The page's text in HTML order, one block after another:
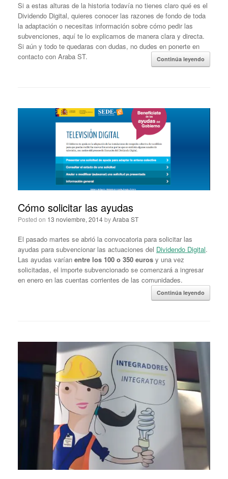
Si a estas alturas de la historia todavía no tienes claro qué es el
Dividendo Digital, quieres conocer las razones de fondo de toda
la adaptación o necesitas información sobre cómo pedir las
subvenciones, aquí te lo explicamos de manera clara y directa.
Si aún y todo te quedaras con dudas, no dudes en ponerte en
contacto con Araba ST.
Continúa leyendo
Cómo solicitar las ayudas
Posted on 13 noviembre, 2014byAraba ST
El pasado martes se abrió la convocatoria para solicitar las
ayudas para subvencionar las actuaciones del Dividendo Digital.
Las ayudas varían entre los 100 o 350 euros y una vez
solicitadas, el importe subvencionado se comenzará a ingresar
en enero en las cuentas corrientes de las comunidades.
Continúa leyendo